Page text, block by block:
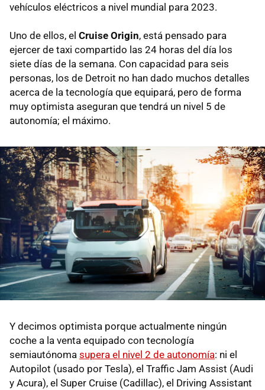
vehículos eléctricos a nivel mundial para 2023.
Uno de ellos, el Cruise Origin, está pensado para
ejercer de taxi compartido las 24 horas del día los
siete días de la semana. Con capacidad para seis
personas, los de Detroit no han dado muchos detalles
acerca de la tecnología que equipará, pero de forma
muy optimista aseguran que tendrá un nivel 5 de
autonomía; el máximo.
Y decimos optimista porque actualmente ningún
coche a la venta equipado con tecnología
semiautónoma supera el nivel 2 de autonomía: ni el
Autopilot (usado por Tesla), el Traffic Jam Assist (Audi
y Acura), el Super Cruise (Cadillac), el Driving Assistant